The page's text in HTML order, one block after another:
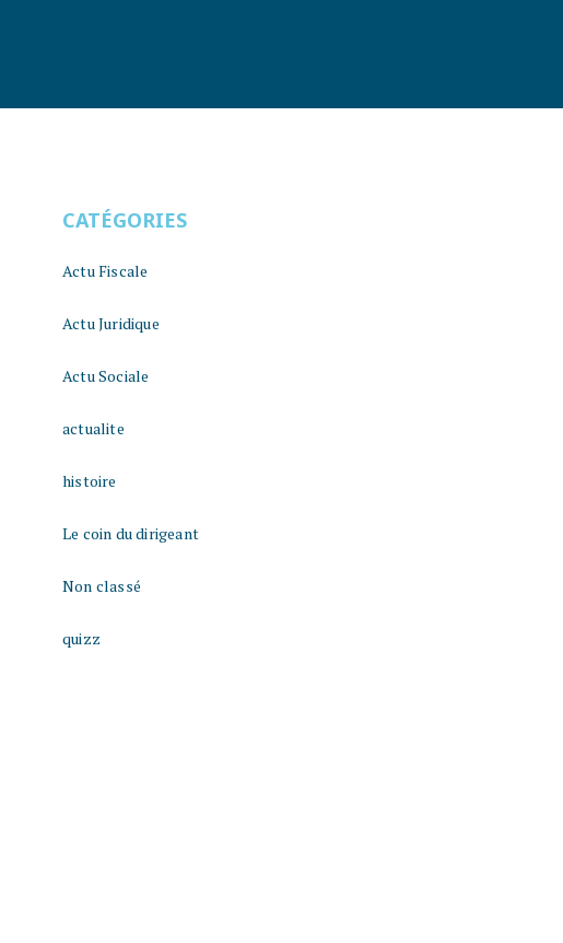
CATÉGORIES
Actu Fiscale
Actu Juridique
Actu Sociale
actualite
histoire
Le coin du dirigeant
Non classé
quizz